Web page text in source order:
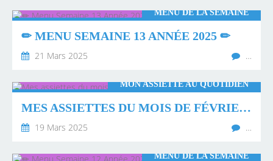
MENU DE LA SEMAINE
✏ MENU SEMAINE 13 ANNÉE 2025 ✏
21 Mars 2025 …
MON ASSIETTE AU QUOTIDIEN
MES ASSIETTES DU MOIS DE FÉVRIER 2025 💖
19 Mars 2025 …
MENU DE LA SEMAINE